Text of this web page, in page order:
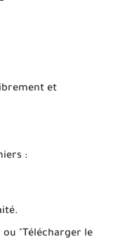
et
:
ou "Télécharger le